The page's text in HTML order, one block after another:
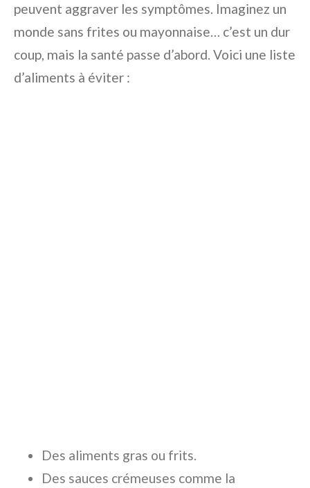
peuvent aggraver les symptômes. Imaginez un
monde sans frites ou mayonnaise… c’est un dur
coup, mais la santé passe d’abord. Voici une liste
d’aliments à éviter :
Des aliments gras ou frits.
Des sauces crémeuses comme la